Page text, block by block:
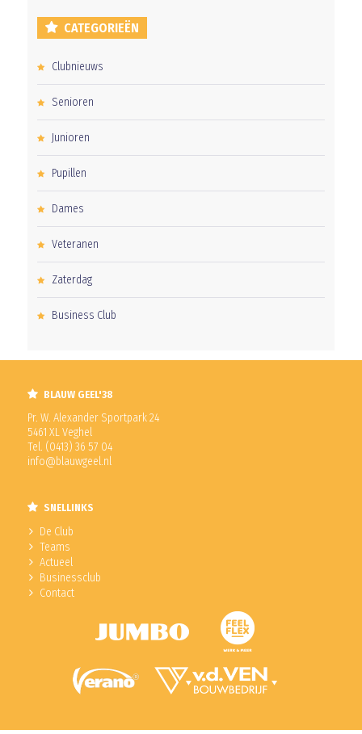
CATEGORIEËN
Clubnieuws
Senioren
Junioren
Pupillen
Dames
Veteranen
Zaterdag
Business Club
BLAUW GEEL'38
Pr. W. Alexander Sportpark 24
5461 XL Veghel
Tel. (0413) 36 57 04
info@blauwgeel.nl
SNELLINKS
De Club
Teams
Actueel
Businessclub
Contact